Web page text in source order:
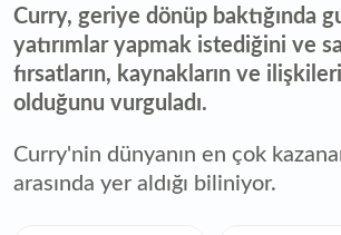
Curry, geriye dönüp baktığında
yatırımlar yapmak istediğini ve
fırsatların, kaynakların ve
olduğunu vurguladı.
Curry'nin dünyanın en çok
arasında yer aldığı biliniyor.